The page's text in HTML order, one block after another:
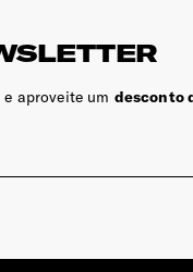
aproveite um desconto